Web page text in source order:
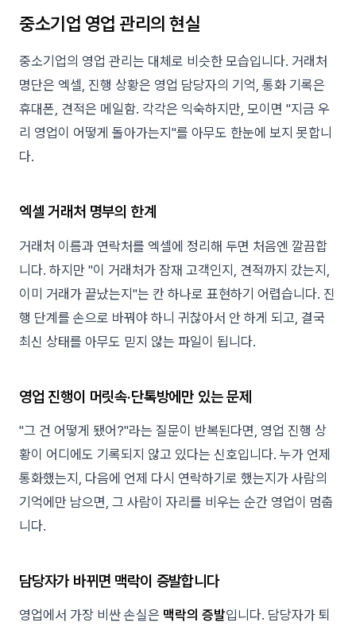
중소기업 영업 관리의 현실
중소기업의 영업 관리는 대체로 비슷한 모습입니다. 거래처
명단은 엑셀, 진행 상황은 영업 담당자의 기억, 통화 기록은
휴대폰, 견적은 메일함. 각각은 익숙하지만, 모이면 "지금 우
리 영업이 어떻게 돌아가는지"를 아무도 한눈에 보지 못합니
다.
엑셀 거래처 명부의 한계
거래처 이름과 연락처를 엑셀에 정리해 두면 처음엔 깔끔합
니다. 하지만 "이 거래처가 잠재 고객인지, 견적까지 갔는지,
이미 거래가 끝났는지"는 칸 하나로 표현하기 어렵습니다. 진
행 단계를 손으로 바꿔야 하니 귀찮아서 안 하게 되고, 결국
최신 상태를 아무도 믿지 않는 파일이 됩니다.
영업 진행이 머릿속·단톡방에만 있는 문제
"그 건 어떻게 됐어?"라는 질문이 반복된다면, 영업 진행 상
황이 어디에도 기록되지 않고 있다는 신호입니다. 누가 언제
통화했는지, 다음에 언제 다시 연락하기로 했는지가 사람의
기억에만 남으면, 그 사람이 자리를 비우는 순간 영업이 멈춥
니다.
담당자가 바뀌면 맥락이 증발합니다
영업에서 가장 비싼 손실은 맥락의 증발입니다. 담당자가 퇴